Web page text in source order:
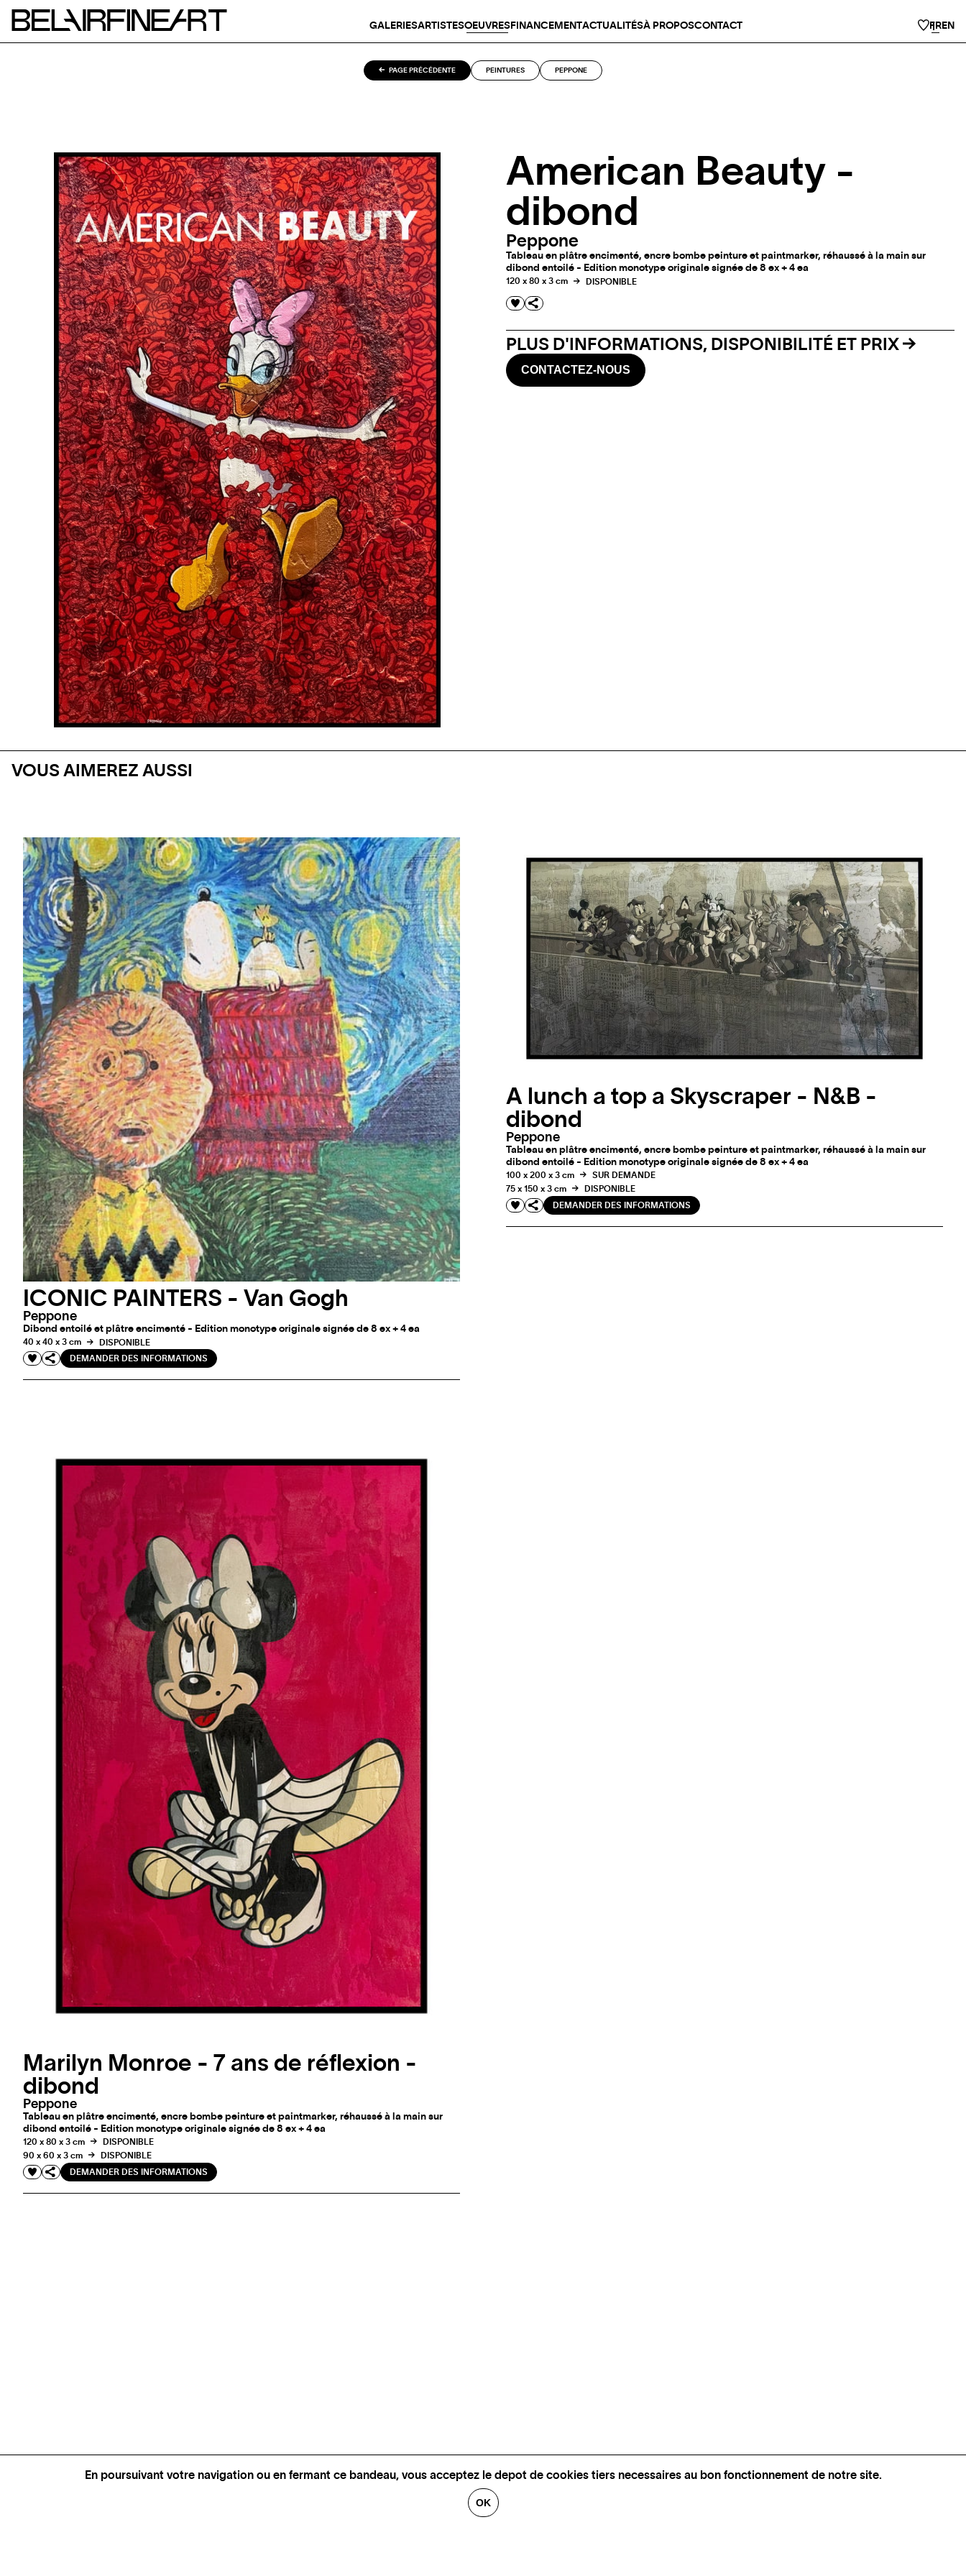
En poursuivant votre navigation ou en fermant ce bandeau, vous acceptez le depot de cookies tiers necessaires au bon fonctionnement de notre site.
OK
GALERIESARTISTESOEUVRESFINANCEMENTACTUALITÉSÀ PROPOSCONTACT FREN
PAGE PRÉCÉDENTE PEINTURES PEPPONE
American Beauty -
dibond
Peppone
Tableau en plâtre encimenté, encre bombe peinture et paintmarker, réhaussé à la main sur
dibond entoilé - Edition monotype originale signée de 8 ex + 4 ea
120 x 80 x 3 cm DISPONIBLE
PLUS D'INFORMATIONS, DISPONIBILITÉ ET PRIX
CONTACTEZ-NOUS
VOUS AIMEREZ AUSSI
ICONIC PAINTERS - Van Gogh
Peppone
Dibond entoilé et plâtre encimenté - Edition monotype originale signée de 8 ex + 4 ea
40 x 40 x 3 cm
DISPONIBLE
DEMANDER DES INFORMATIONS
A lunch a top a Skyscraper - N&B -
dibond
Peppone
Tableau en plâtre encimenté, encre bombe peinture et paintmarker, réhaussé à la main sur
dibond entoilé - Edition monotype originale signée de 8 ex + 4 ea
100 x 200 x 3 cm
SUR DEMANDE
75 x 150 x 3 cm
DISPONIBLE
DEMANDER DES INFORMATIONS
Marilyn Monroe - 7 ans de réflexion -
dibond
Peppone
Tableau en plâtre encimenté, encre bombe peinture et paintmarker, réhaussé à la main sur
dibond entoilé - Edition monotype originale signée de 8 ex + 4 ea
120 x 80 x 3 cm
DISPONIBLE
90 x 60 x 3 cm
DISPONIBLE
DEMANDER DES INFORMATIONS